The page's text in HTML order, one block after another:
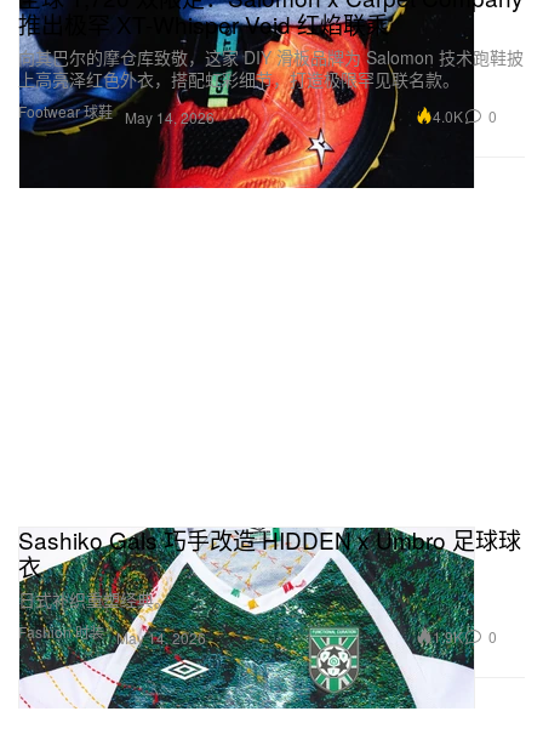
Footwear 球鞋
推出极罕 XT-Whisper Void 红焰联乘
向其巴尔的摩仓库致敬，这家 DIY 滑板品牌为 Salomon 技术跑鞋披
上高亮泽红色外衣，搭配虹彩细节，打造极限罕见联名款。
May 14, 2026 4.0K 0
Fashion 时装
Sashiko Gals 巧手改造 HIDDEN x Umbro 足球球
衣
日式补织重塑经典。
May 14, 2026 1.9K 0